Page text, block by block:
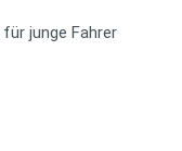
junge Fahrer